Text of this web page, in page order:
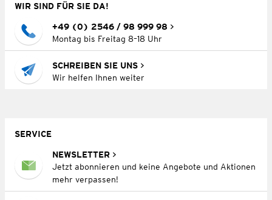
WIR SIND FÜR SIE DA!
+49 (0) 2546 / 98 999 98
Montag bis Freitag 8–18 Uhr
SCHREIBEN SIE UNS
Wir helfen Ihnen weiter
SERVICE
NEWSLETTER
Jetzt abonnieren und keine Angebote und Aktionen
mehr verpassen!